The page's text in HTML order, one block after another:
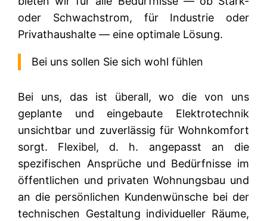
oder Schwachstrom, für Industrie oder
Privathaushalte — eine optimale Lösung.
Bei uns sollen Sie sich wohl fühlen
Bei uns, das ist überall, wo die von uns
geplante und eingebaute Elektrotechnik
unsichtbar und zuverlässig für Wohnkomfort
sorgt. Flexibel, d. h. angepasst an die
spezifischen Ansprüche und Bedürfnisse im
öffentlichen und privaten Wohnungsbau und
an die persönlichen Kundenwünsche bei der
technischen Gestaltung individueller Räume,